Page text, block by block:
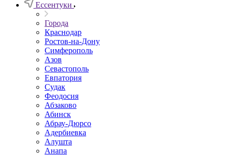
Ессентуки
Города
Краснодар
Ростов-на-Дону
Симферополь
Азов
Севастополь
Евпатория
Судак
Феодосия
Абзаково
Абинск
Абрау-Дюрсо
Адербиевка
Алушта
Анапа